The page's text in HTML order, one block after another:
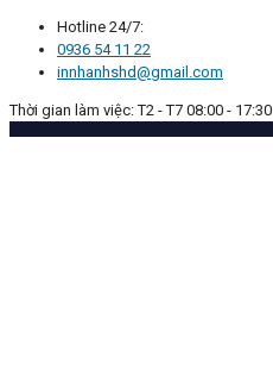
Hotline 24/7:
0936 54 11 22
innhanhshd@gmail.com
Thời gian làm việc: T2 - T7 08:00 - 17:30